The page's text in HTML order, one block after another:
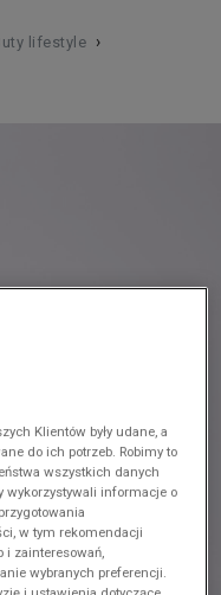
lifestyle ›
Klientów były udane, a
do ich potrzeb. Robimy to
wszystkich danych
wykorzystywali informacje o
w tym rekomendacji
zainteresowań,
wybranych preferencji.